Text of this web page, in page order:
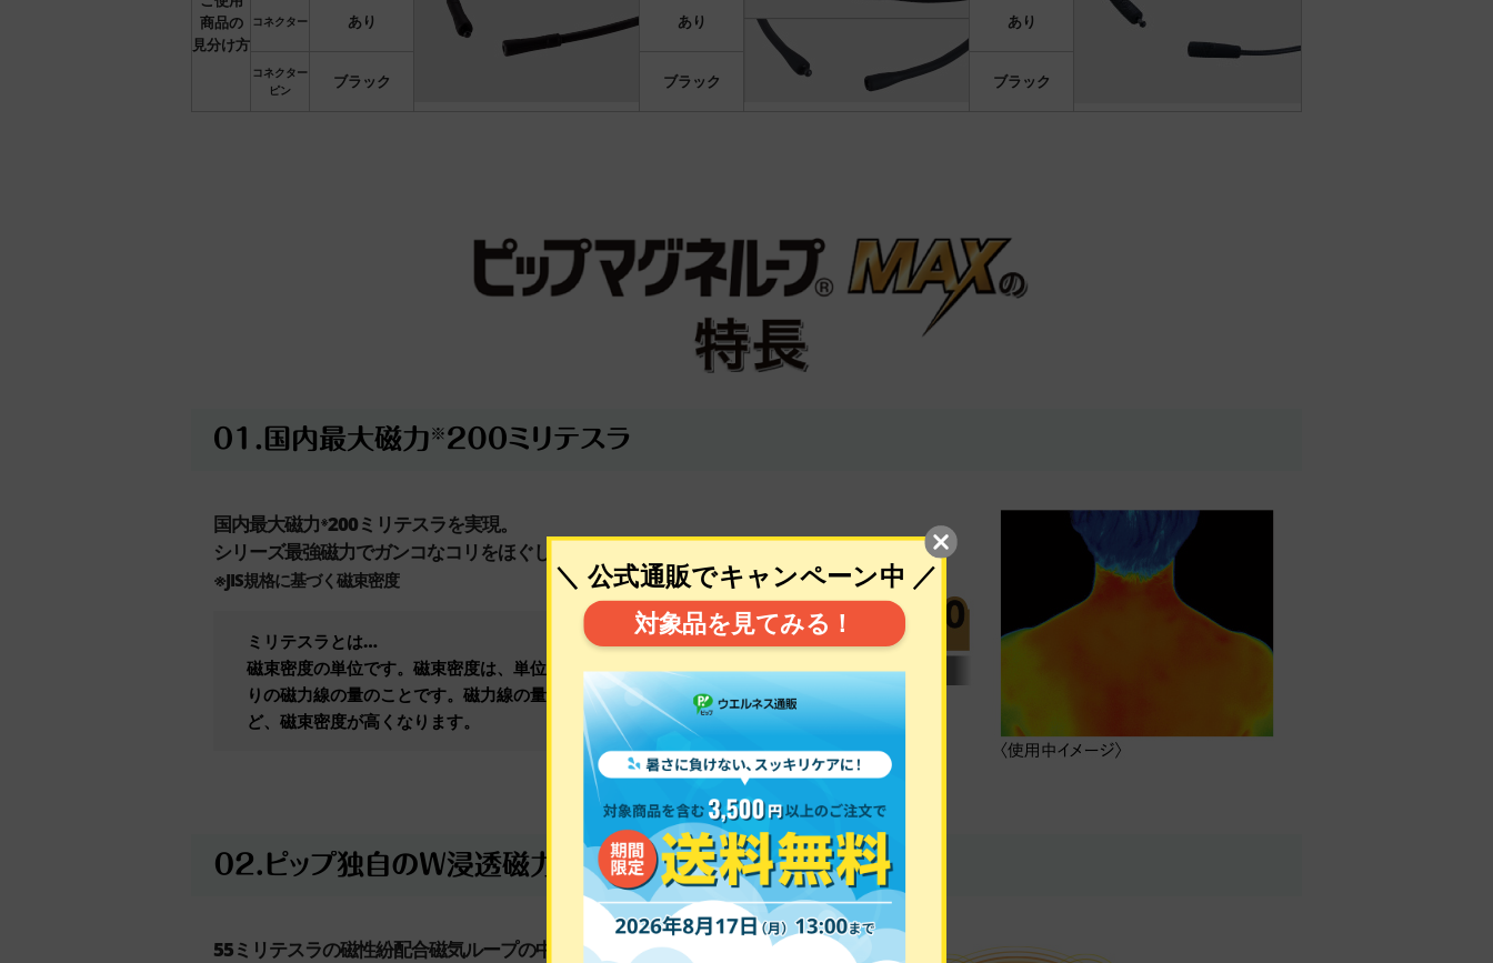
商品の
見分け方
コネクター あり あり あり
コネクター
ピン
ブラック ブラック ブラック
国内最大磁力※200ミリテスラを実現。
シリーズ最強磁力でガンコなコリをほぐします。
※JIS規格に基づく磁束密度
ミリテスラとは…
磁束密度の単位です。磁束密度は、単位面積あた
りの磁力線の量のことです。磁力線の量が多いほ
ど、磁束密度が高くなります。
55ミリテスラの磁性紛配合磁気ループの中に